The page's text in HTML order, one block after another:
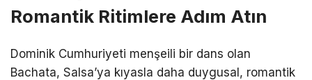
Romantik Ritimlere Adım Atın
Dominik Cumhuriyeti menşeili bir dans olan
Bachata, Salsa’ya kıyasla daha duygusal, romantik